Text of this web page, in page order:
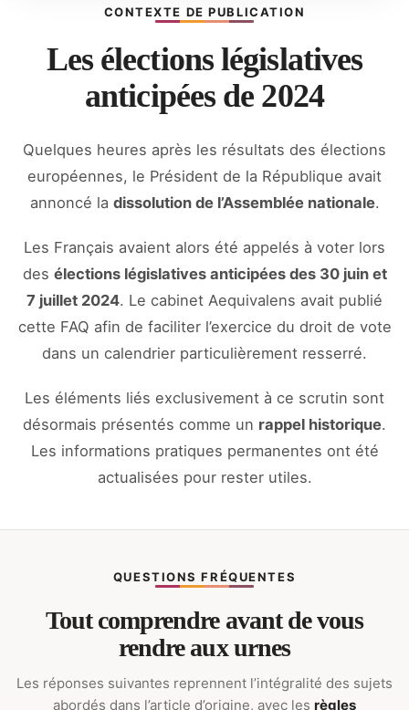
CONTEXTE DE PUBLICATION
Les élections législatives
anticipées de 2024
Quelques heures après les résultats des élections
européennes, le Président de la République avait
annoncé la dissolution de l’Assemblée nationale.
Les Français avaient alors été appelés à voter lors
des élections législatives anticipées des 30 juin et
7 juillet 2024. Le cabinet Aequivalens avait publié
cette FAQ afin de faciliter l’exercice du droit de vote
dans un calendrier particulièrement resserré.
Les éléments liés exclusivement à ce scrutin sont
désormais présentés comme un rappel historique.
Les informations pratiques permanentes ont été
actualisées pour rester utiles.
QUESTIONS FRÉQUENTES
Tout comprendre avant de vous
rendre aux urnes
Les réponses suivantes reprennent l’intégralité des sujets
abordés dans l’article d’origine, avec les règles